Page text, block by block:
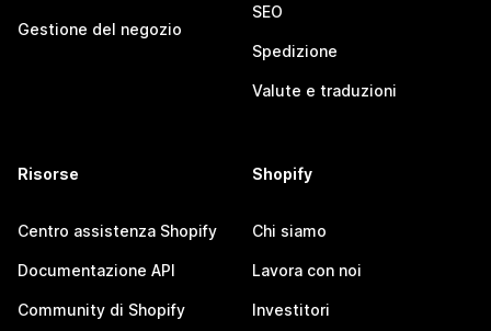
Gestione del negozio
SEO
Spedizione
Valute e traduzioni
Risorse
Centro assistenza Shopify
Documentazione API
Community di Shopify
Shopify
Chi siamo
Lavora con noi
Investitori